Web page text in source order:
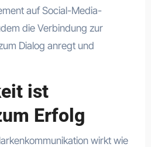
auf Social-Media-
die Verbindung zur
Dialog anregt und
ist
Erfolg
wirkt wie